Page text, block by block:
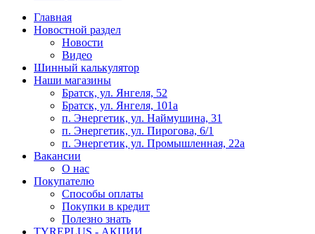
Главная
Новостной раздел
Новости
Видео
Шинный калькулятор
Наши магазины
Братск, ул. Янгеля, 52
Братск, ул. Янгеля, 101а
п. Энергетик, ул. Наймушина, 31
п. Энергетик, ул. Пирогова, 6/1
п. Энергетик, ул. Промышленная, 22а
Вакансии
О нас
Покупателю
Способы оплаты
Покупки в кредит
Полезно знать
TYREPLUS - АКЦИИ